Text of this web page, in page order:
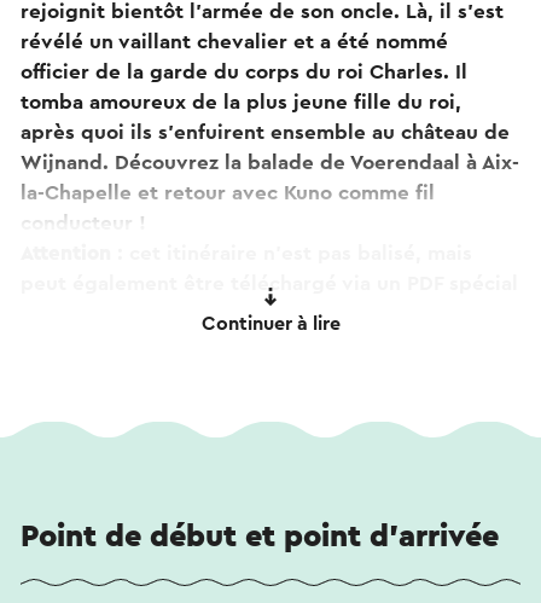
rejoignit bientôt l'armée de son oncle. Là, il s'est
révélé un vaillant chevalier et a été nommé
officier de la garde du corps du roi Charles. Il
tomba amoureux de la plus jeune fille du roi,
après quoi ils s'enfuirent ensemble au château de
Wijnand. Découvrez la balade de Voerendaal à Aix-
la-Chapelle et retour avec Kuno comme fil
conducteur !
peut également être téléchargé via un PDF spécial
(voir 'Télécharger' sous 'Imprimer PDF'). Vous
Voerendaal).
l'expérience Kuno complète !
Si vous avez des commentaires sur l'itinéraire,
veuillez les signaler à
Continuer à lire
Point de début et point d'arrivée